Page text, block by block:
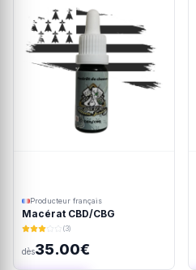
Producteur français
Macérat CBD/CBG
(3)
dès35.00€